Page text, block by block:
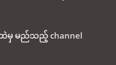
ထဲမှ မည်သည့် channel